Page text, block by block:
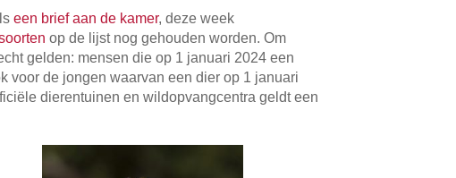
een brief aan de kamer, deze week
op de lijst nog gehouden worden. Om
gelden: mensen die op 1 januari 2024 een
voor de jongen waarvan een dier op 1 januari
dierentuinen en wildopvangcentra geldt een